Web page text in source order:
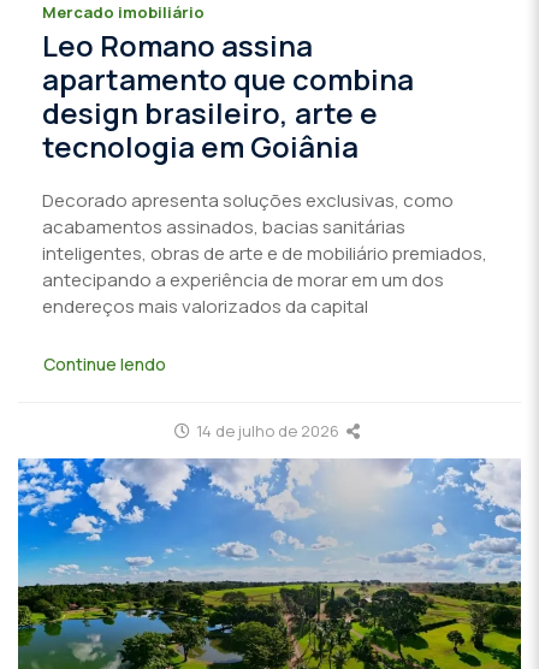
Mercado imobiliário
Leo Romano assina
apartamento que combina
design brasileiro, arte e
tecnologia em Goiânia
Decorado apresenta soluções exclusivas, como
acabamentos assinados, bacias sanitárias
inteligentes, obras de arte e de mobiliário premiados,
antecipando a experiência de morar em um dos
endereços mais valorizados da capital
Continue lendo
14 de julho de 2026